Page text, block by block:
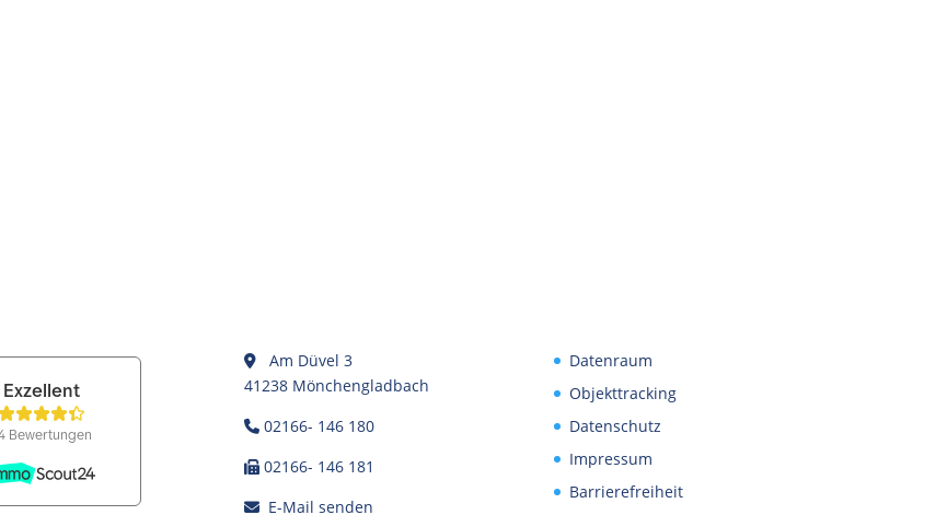
Am Düvel 3
41238 Mönchengladbach
02166- 146 180
02166- 146 181
E-Mail senden
Datenraum
Objekttracking
Datenschutz
Impressum
Barrierefreiheit